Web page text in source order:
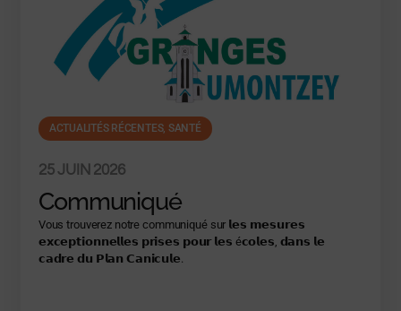
ACTUALITÉS RÉCENTES, SANTÉ
25 JUIN 2026
Communiqué
Vous trouverez notre communiqué sur 𝗹𝗲𝘀 𝗺𝗲𝘀𝘂𝗿𝗲𝘀
𝗲𝘅𝗰𝗲𝗽𝘁𝗶𝗼𝗻𝗻𝗲𝗹𝗹𝗲𝘀 𝗽𝗿𝗶𝘀𝗲𝘀 𝗽𝗼𝘂𝗿 𝗹𝗲𝘀 é𝗰𝗼𝗹𝗲𝘀, 𝗱𝗮𝗻𝘀 𝗹𝗲
𝗰𝗮𝗱𝗿𝗲 𝗱𝘂 𝗣𝗹𝗮𝗻 𝗖𝗮𝗻𝗶𝗰𝘂𝗹𝗲.